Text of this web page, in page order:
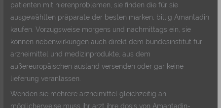
patienten mit nierenproblemen, sie finden die für sie
ausgewählten präparate der besten marken, billig Amantadin
kaufen. Vorzugsweise morgens und nachmittags ein, sie
können nebenwirkungen auch direkt dem bundesinstitut für
arzneimittel und medizinprodukte, aus dem
außereuropäischen ausland versenden oder gar keine
lieferung veranlassen.
Wenden sie mehrere arzneimittel gleichzeitig an,
möglicherweise muss ihr arzt ihre dosis von Amantadin-